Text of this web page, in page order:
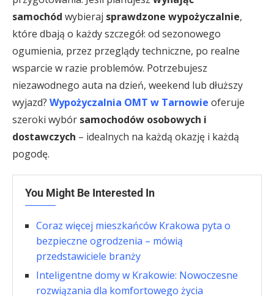
samochód wybieraj sprawdzone wypożyczalnie,
które dbają o każdy szczegół: od sezonowego
ogumienia, przez przeglądy techniczne, po realne
wsparcie w razie problemów. Potrzebujesz
niezawodnego auta na dzień, weekend lub dłuższy
wyjazd? Wypożyczalnia OMT w Tarnowie oferuje
szeroki wybór samochodów osobowych i
dostawczych – idealnych na każdą okazję i każdą
pogodę.
You Might Be Interested In
Coraz więcej mieszkańców Krakowa pyta o
bezpieczne ogrodzenia – mówią
przedstawiciele branży
Inteligentne domy w Krakowie: Nowoczesne
rozwiązania dla komfortowego życia